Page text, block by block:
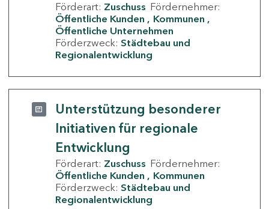
Förderart: Zuschuss Fördernehmer:
Öffentliche Kunden
Kommunen
Öffentliche Unternehmen
Förderzweck: Städtebau und
Regionalentwicklung
Unterstützung besonderer
Initiativen für regionale
Entwicklung
Förderart: Zuschuss Fördernehmer:
Öffentliche Kunden
Kommunen
Förderzweck: Städtebau und
Regionalentwicklung